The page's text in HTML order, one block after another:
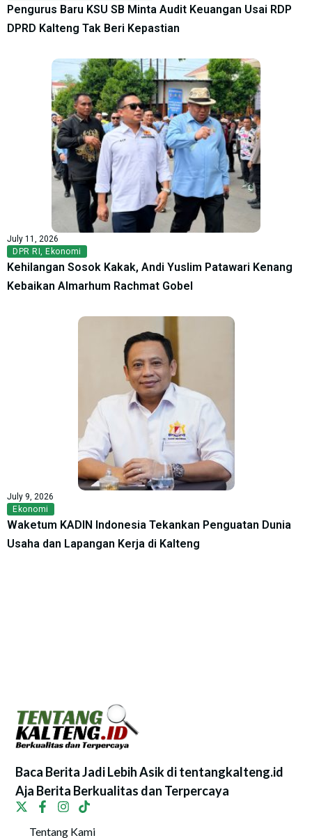
Pengurus Baru KSU SB Minta Audit Keuangan Usai RDP
DPRD Kalteng Tak Beri Kepastian
July 11, 2026
DPR RI , Ekonomi
Kehilangan Sosok Kakak, Andi Yuslim Patawari Kenang
Kebaikan Almarhum Rachmat Gobel
July 9, 2026
Ekonomi
Waketum KADIN Indonesia Tekankan Penguatan Dunia
Usaha dan Lapangan Kerja di Kalteng
Baca Berita Jadi Lebih Asik di tentangkalteng.id
Aja Berita Berkualitas dan Terpercaya
Tentang Kami